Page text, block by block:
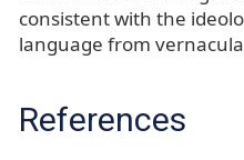
consistent with the
language from
References